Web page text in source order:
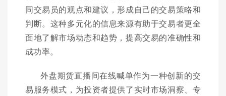
同交易员的观点和建议，形成自己的交易策略和
判断。这种多元化的信息来源有助于交易者更全
面地了解市场动态和趋势，提高交易的准确性和
成功率。
外盘期货直播间在线喊单作为一种创新的交
易服务模式，为投资者提供了实时市场洞察、专